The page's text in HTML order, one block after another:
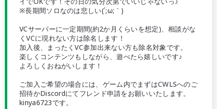
※長期間ソロなのは悲しい(´;ω;｀)
VCサーバーに一定期間(約2か月くらいを想定)、相談がな
くVCに現れない方は除名します！
加入後、まったくVC参加出来ない方も除名対象です。
楽しくコンテンツもしながら、遊べたら嬉しいです♪
よろしくおねがいします！
ご加入ご希望の場合には、ゲーム内でまずはCWLSへのご
招待かDiscordにてフレンド申請をお願いいたします。
kinya6723です。